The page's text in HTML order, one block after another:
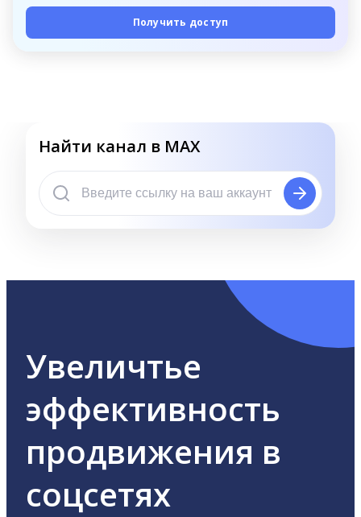
Получить доступ
Найти канал в MAX
Увеличтье
эффективность
продвижения в
соцсетях